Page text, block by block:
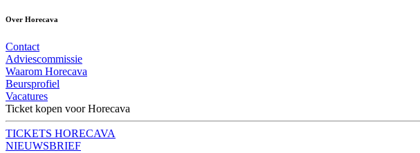
Over Horecava
Contact
Adviescommissie
Waarom Horecava
Beursprofiel
Vacatures
Ticket kopen voor Horecava
TICKETS HORECAVA
NIEUWSBRIEF